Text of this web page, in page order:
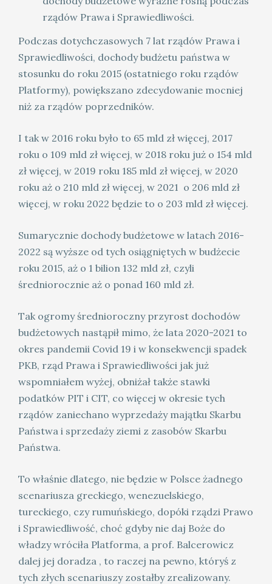
rządów Prawa i Sprawiedliwości.
Podczas dotychczasowych 7 lat rządów Prawa i
Sprawiedliwości, dochody budżetu państwa w
stosunku do roku 2015 (ostatniego roku rządów
Platformy), powiększano zdecydowanie mocniej
niż za rządów poprzedników.
I tak w 2016 roku było to 65 mld zł więcej, 2017
roku o 109 mld zł więcej, w 2018 roku już o 154 mld
zł więcej, w 2019 roku 185 mld zł więcej, w 2020
roku aż o 210 mld zł więcej, w 2021 o 206 mld zł
więcej, w roku 2022 będzie to o 203 mld zł więcej.
Sumarycznie dochody budżetowe w latach 2016-
2022 są wyższe od tych osiągniętych w budżecie
roku 2015, aż o 1 bilion 132 mld zł, czyli
średniorocznie aż o ponad 160 mld zł.
Tak ogromy średnioroczny przyrost dochodów
budżetowych nastąpił mimo, że lata 2020-2021 to
okres pandemii Covid 19 i w konsekwencji spadek
PKB, rząd Prawa i Sprawiedliwości jak już
wspomniałem wyżej, obniżał także stawki
podatków PIT i CIT, co więcej w okresie tych
rządów zaniechano wyprzedaży majątku Skarbu
Państwa i sprzedaży ziemi z zasobów Skarbu
Państwa.
To właśnie dlatego, nie będzie w Polsce żadnego
scenariusza greckiego, wenezuelskiego,
tureckiego, czy rumuńskiego, dopóki rządzi Prawo
i Sprawiedliwość, choć gdyby nie daj Boże do
władzy wróciła Platforma, a prof. Balcerowicz
dalej jej doradza , to raczej na pewno, któryś z
tych złych scenariuszy zostałby zrealizowany.